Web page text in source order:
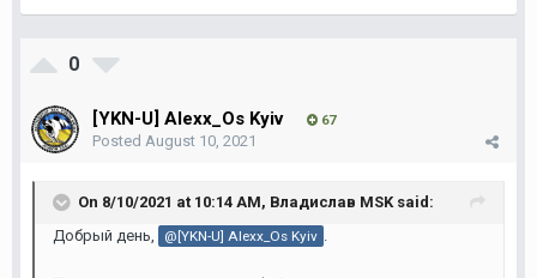
0
[YKN-U] Alexx_Os Kyiv 67
Posted August 10, 2021
On 8/10/2021 at 10:14 AM, Владислав MSK said:
Добрый день,
@[YKN-U] Alexx_Os Kyiv .